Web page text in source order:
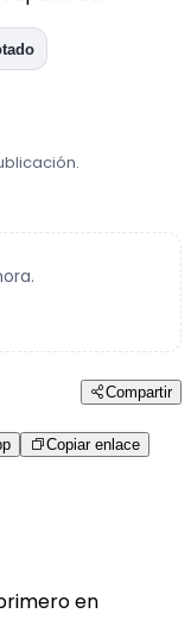
Compartir
Copiar enlace
en